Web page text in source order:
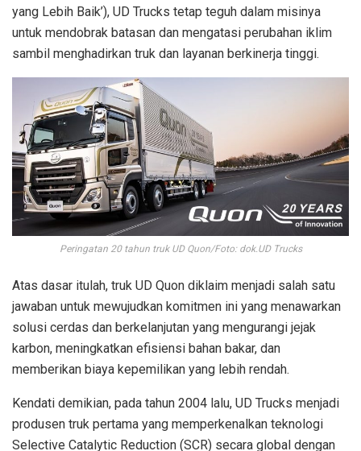
yang Lebih Baik’), UD Trucks tetap teguh dalam misinya
untuk mendobrak batasan dan mengatasi perubahan iklim
sambil menghadirkan truk dan layanan berkinerja tinggi.
Peringatan 20 tahun truk UD Quon/Foto: dok.UD Trucks
Atas dasar itulah, truk UD Quon diklaim menjadi salah satu
jawaban untuk mewujudkan komitmen ini yang menawarkan
solusi cerdas dan berkelanjutan yang mengurangi jejak
karbon, meningkatkan efisiensi bahan bakar, dan
memberikan biaya kepemilikan yang lebih rendah.
Kendati demikian, pada tahun 2004 lalu, UD Trucks menjadi
produsen truk pertama yang memperkenalkan teknologi
Selective Catalytic Reduction (SCR) secara global dengan